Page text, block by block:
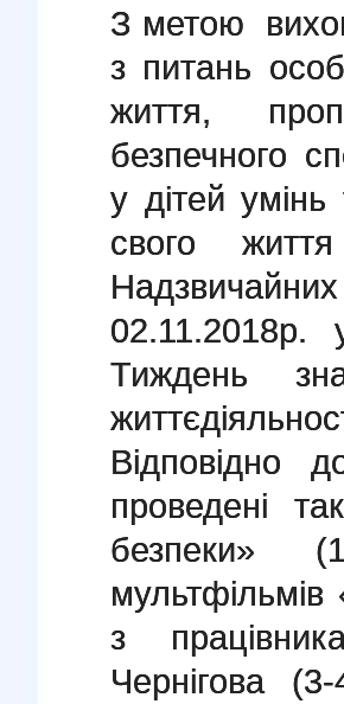
З метою
з питань
життя,
безпечного
у дітей
свого
02.11.2018р.
Тиждень
Відповідно
проведені
безпеки»
з
Чернігова